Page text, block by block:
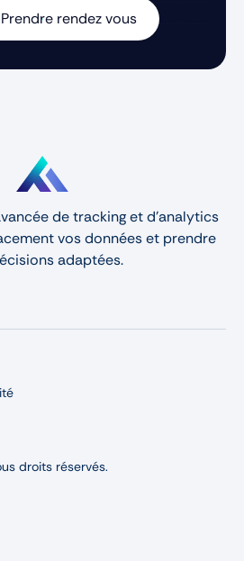
Prendre rendez vous
de tracking et d'analytics
vos données et prendre
adaptées.
droits réservés.